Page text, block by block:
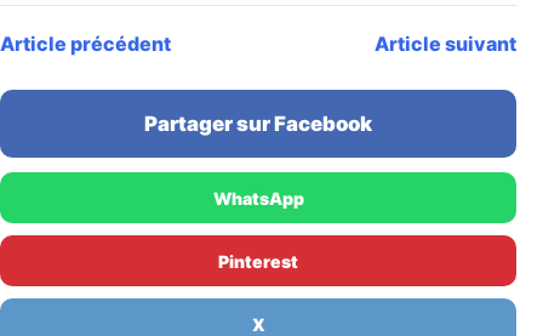
Article précédent Article suivant
Partager sur Facebook
WhatsApp
Pinterest
X